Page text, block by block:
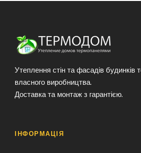
Утеплення стін та фасадів будинків
власного виробництва.
Доставка та монтаж з гарантією.
ІНФОРМАЦІЯ